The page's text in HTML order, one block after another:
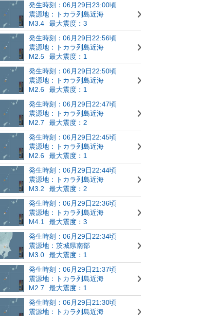
発生時刻：06月29日23:00頃
震源地：トカラ列島近海
M3.4
最大震度：3
発生時刻：06月29日22:56頃
震源地：トカラ列島近海
M2.5
最大震度：1
発生時刻：06月29日22:50頃
震源地：トカラ列島近海
M2.6
最大震度：1
発生時刻：06月29日22:47頃
震源地：トカラ列島近海
M2.7
最大震度：2
発生時刻：06月29日22:45頃
震源地：トカラ列島近海
M2.6
最大震度：1
発生時刻：06月29日22:44頃
震源地：トカラ列島近海
M3.2
最大震度：2
発生時刻：06月29日22:36頃
震源地：トカラ列島近海
M4.1
最大震度：3
発生時刻：06月29日22:34頃
震源地：茨城県南部
M3.0
最大震度：1
発生時刻：06月29日21:37頃
震源地：トカラ列島近海
M2.7
最大震度：1
発生時刻：06月29日21:30頃
震源地：トカラ列島近海